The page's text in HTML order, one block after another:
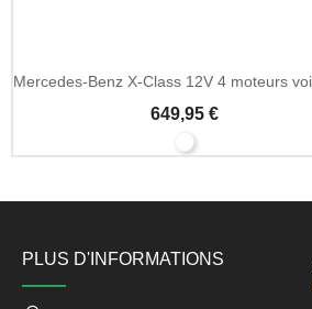
649,95 €
PLUS D'INFORMATIONS